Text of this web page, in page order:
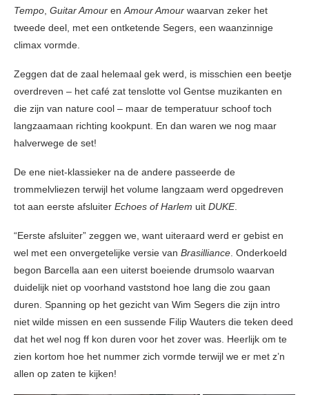
Tempo, Guitar Amour enAmour Amour waarvan zeker het
tweede deel, met een ontketende Segers, een waanzinnige
climax vormde.
Zeggen dat de zaal helemaal gek werd, is misschien een beetje
overdreven – het café zat tenslotte vol Gentse muzikanten en
die zijn van nature cool – maar de temperatuur schoof toch
langzaamaan richting kookpunt. En dan waren we nog maar
halverwege de set!
De ene niet-klassieker na de andere passeerde de
trommelvliezen terwijl het volume langzaam werd opgedreven
tot aan eerste afsluiter Echoes of Harlem uit DUKE.
“Eerste afsluiter” zeggen we, want uiteraard werd er gebist en
wel met een onvergetelijke versie van Brasilliance. Onderkoeld
begon Barcella aan een uiterst boeiende drumsolo waarvan
duidelijk niet op voorhand vaststond hoe lang die zou gaan
duren. Spanning op het gezicht van Wim Segers die zijn intro
niet wilde missen en een sussende Filip Wauters die teken deed
dat het wel nog ff kon duren voor het zover was. Heerlijk om te
zien kortom hoe het nummer zich vormde terwijl we er met z’n
allen op zaten te kijken!